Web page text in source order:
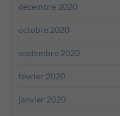
décembre 2020
octobre 2020
septembre 2020
février 2020
janvier 2020